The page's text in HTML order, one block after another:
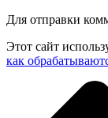
Для отправки
Этот сайт
как